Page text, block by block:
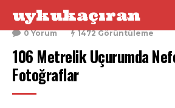
uykukaçıran
26 Aralık 2015
0 Yorum
1472 Görüntüleme
106 Metrelik Uçurumda
Fotoğraflar